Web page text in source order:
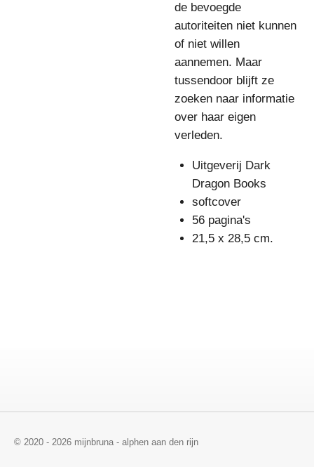
de bevoegde
autoriteiten niet kunnen
of niet willen
aannemen. Maar
tussendoor blijft ze
zoeken naar informatie
over haar eigen
verleden.
Uitgeverij Dark
Dragon Books
softcover
56 pagina's
21,5 x 28,5 cm.
© 2020 - 2026 mijnbruna - alphen aan den rijn